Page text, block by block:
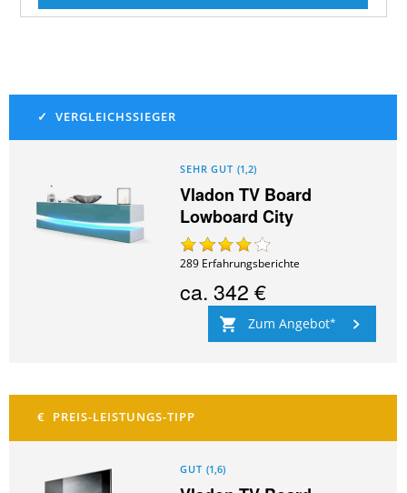
SEHR GUT (1,2)
Vladon TV Board
Lowboard City
289 Erfahrungsberichte
ca.342 €
Zum Angebot
GUT (1,6)